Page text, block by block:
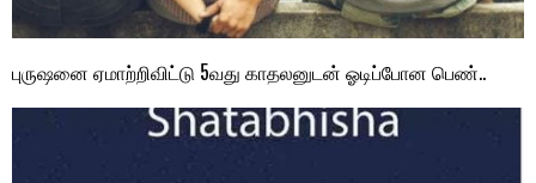
புருஷனை ஏமாற்றிவிட்டு 5வது காதலனுடன் ஓடிப்போன பெண்..